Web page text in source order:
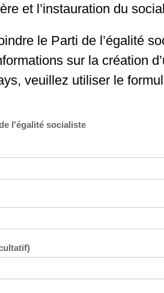
et l’instauration du
le Parti de l’égalité
sur la création
veuillez utiliser le
l'égalité socialiste